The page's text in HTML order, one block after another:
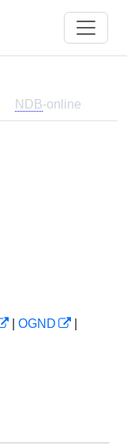
NDB-online
OGND